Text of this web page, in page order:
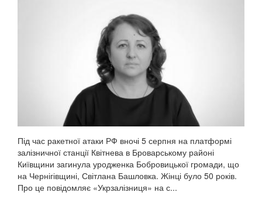
Під час ракетної атаки РФ вночі 5 серпня на платформі
залізничної станції Квітнева в Броварському районі
Київщини загинула уродженка Бобровицької громади, що
на Чернігівщині, Світлана Башловка. Жінці було 50 років.
Про це повідомляє «Укрзалізниця» на с...